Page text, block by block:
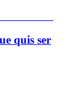
quis ser